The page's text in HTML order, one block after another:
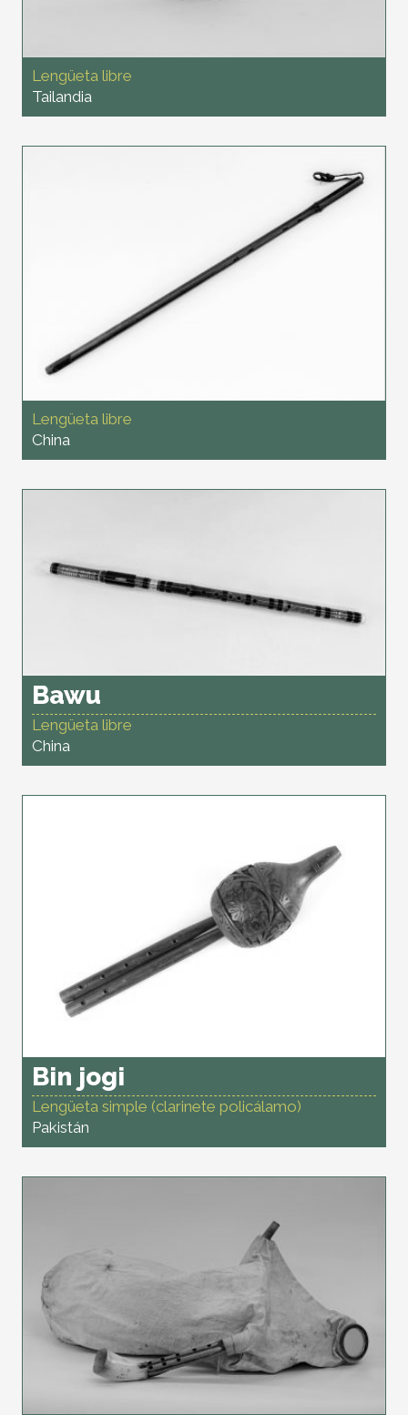
Lengüeta libre
Tailandia
Lengüeta libre
China
Bawu
Lengüeta libre
China
Bin jogi
Lengüeta simple (clarinete policálamo)
Pakistán